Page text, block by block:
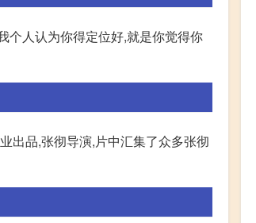
个人认为你得定位好,就是你觉得你
出品,张彻导演,片中汇集了众多张彻